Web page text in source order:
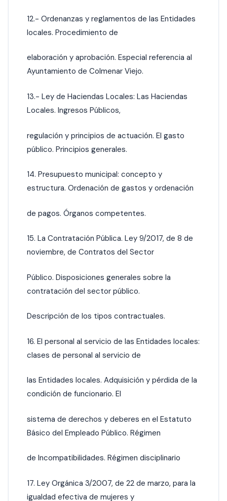
12.- Ordenanzas y reglamentos de las Entidades
locales. Procedimiento de
elaboración y aprobación. Especial referencia al
Ayuntamiento de Colmenar Viejo.
13.- Ley de Haciendas Locales: Las Haciendas
Locales. Ingresos Públicos,
regulación y principios de actuación. El gasto
público. Principios generales.
14. Presupuesto municipal: concepto y
estructura. Ordenación de gastos y ordenación
de pagos. Órganos competentes.
15. La Contratación Pública. Ley 9/2017, de 8 de
noviembre, de Contratos del Sector
Público. Disposiciones generales sobre la
contratación del sector público.
Descripción de los tipos contractuales.
16. El personal al servicio de las Entidades locales:
clases de personal al servicio de
las Entidades locales. Adquisición y pérdida de la
condición de funcionario. El
sistema de derechos y deberes en el Estatuto
Básico del Empleado Público. Régimen
de Incompatibilidades. Régimen disciplinario
17. Ley Orgánica 3/2007, de 22 de marzo, para la
igualdad efectiva de mujeres y